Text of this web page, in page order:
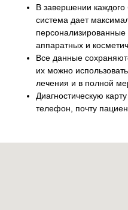
В завершении каждого
система дает
аппаратных и
Все данные
их можно
лечения и в полной
Диагностическую
телефон, почту